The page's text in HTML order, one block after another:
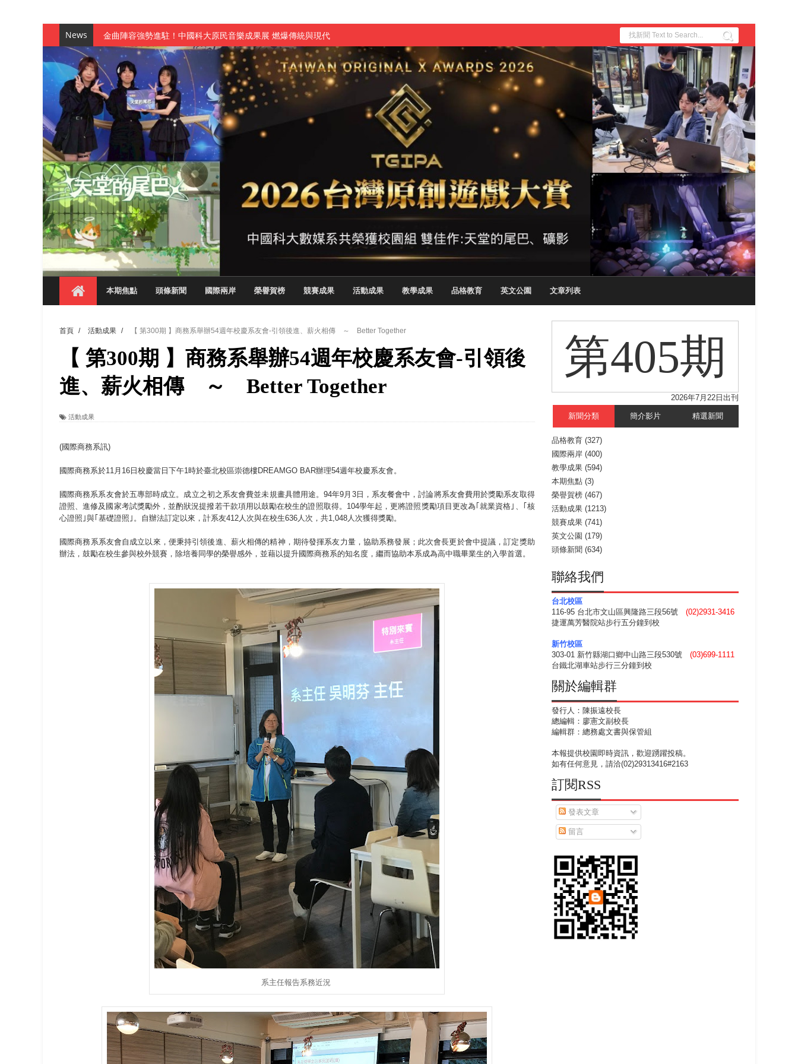
News
金曲陣容強勢進駐！中國科大原民音樂成果展 燃爆傳統與現代
數媒系《天堂的尾巴》、《礦影》勇奪台灣原創遊戲大賞雙佳作
師生攜手磨練一個月！觀管系榮獲天籟盃全國大專廣播詞競賽英文組佳作
一銀彭仁主中國科大開講 解密AI時代的金融轉型與數位正義
通識教育中心主辦「114學年度AI英文自我介紹比賽」成績出爐
數據後的溫度：財金系傑出校友共議「人文素養」 點亮智慧金融時代的跨域新局
森城建設股份有限公司捐贈 嘉惠行管系莘莘學子
產學合作新里程！財金系師生參訪中租控股 探索金融實習優勢
英文公園 315期
【 第404期 】影視系榮獲59屆美國休士頓國際影展最高榮譽白金獎
【 第404期 】你抓得到我嗎？數媒系VR新創遊戲抱回金點新秀獎
【 第404期 】數媒系《光影潛歷史》榮獲全國實務專題競賽第一名
【 第404期 】探索空間設計解方 室設系學子於 2026 TSID 提出具體舊建築再利用提案
【 第404期 】從創意到實踐 數媒系學生於技專校院電腦動畫競賽嶄露頭角
【 第404期 】此夏，向未來！ 中國科大新竹畢典青銀共學、逐夢啟航
領航AI創先例！ 數媒系錄音室獲「杜比全景聲」與「Wwise」雙認證
觀管系展現跨域創新與實作育人成效 AI智慧餐飲管家獲全國第二名
學務處舉辦「董事長『聊』心室」 上官董事長與青年學子溫馨對談 傳遞品格與智慧力量
成人之美成就學生夢想 菁英學程陪伴財金系學生蛻變成金融新星
本期焦點 頭條新聞 國際兩岸 榮譽賀榜 競賽成果 活動成果 教學成果 品格教育 英文公園 文章列表
首頁 / 活動成果 / 【 第300期 】商務系舉辦54週年校慶系友會-引領後進、薪火相傳 ～ Better Together
【 第300期 】商務系舉辦54週年校慶系友會-引領後
進、薪火相傳 ～ Better Together
活動成果
(國際商務系訊)
國際商務系於11月16日校慶當日下午1時於臺北校區崇德樓DREAMGO BAR辦理54週年校慶系友會。
國際商務系系友會於五專部時成立。成立之初之系友會費並未規畫具體用途。94年9月3日，系友餐會中，討論將系友會費用於獎勵系友取得
證照、進修及國家考試獎勵外，並酌狀況提撥若干款項用以鼓勵在校生的證照取得。104學年起，更將證照獎勵項目更改為｢就業資格｣、｢核
心證照｣與｢基礎證照｣。自辦法訂定以來，計系友412人次與在校生636人次，共1,048人次獲得獎勵。
國際商務系系友會自成立以來，便秉持引領後進、薪火相傳的精神，期待發揮系友力量，協助系務發展；此次會長更於會中提議，訂定獎助
辦法，鼓勵在校生參與校外競賽，除培養同學的榮譽感外，並藉以提升國際商務系的知名度，繼而協助本系成為高中職畢業生的入學首選。
系主任報告系務近況
第405期
2026年7月22日出刊
新聞分類 簡介影片 精選新聞
品格教育 (327)
國際兩岸 (400)
教學成果 (594)
本期焦點 (3)
榮譽賀榜 (467)
活動成果 (1213)
競賽成果 (741)
英文公園 (179)
頭條新聞 (634)
聯絡我們
台北校區
116-95 台北市文山區興隆路三段56號 (02)2931-3416
捷運萬芳醫院站步行五分鐘到校
新竹校區
303-01 新竹縣湖口鄉中山路三段530號 (03)699-1111
台鐵北湖車站步行三分鐘到校
關於編輯群
發行人：陳振遠校長
總編輯：廖憲文副校長
編輯群：總務處文書與保管組
本報提供校園即時資訊，歡迎踴躍投稿。
如有任何意見，請洽(02)29313416#2163
訂閱RSS
發表文章
留言